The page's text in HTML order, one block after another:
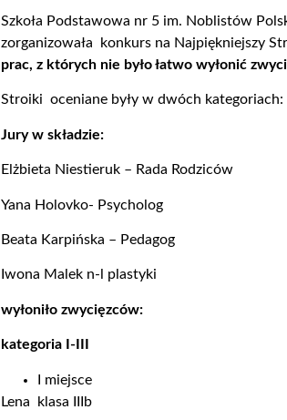
Szkoła Podstawowa nr 5 im. Noblistów
zorganizowała konkurs na Najpiękniejszy
prac, z których nie było łatwo wyłonić
Stroiki oceniane były w dwóch kategoriach:
Jury w składzie:
Elżbieta Niestieruk – Rada Rodziców
Yana Holovko- Psycholog
Beata Karpińska – Pedagog
Iwona Malek n-l plastyki
wyłoniło zwycięzców:
kategoria I-III
I miejsce
Lena klasa IIIb